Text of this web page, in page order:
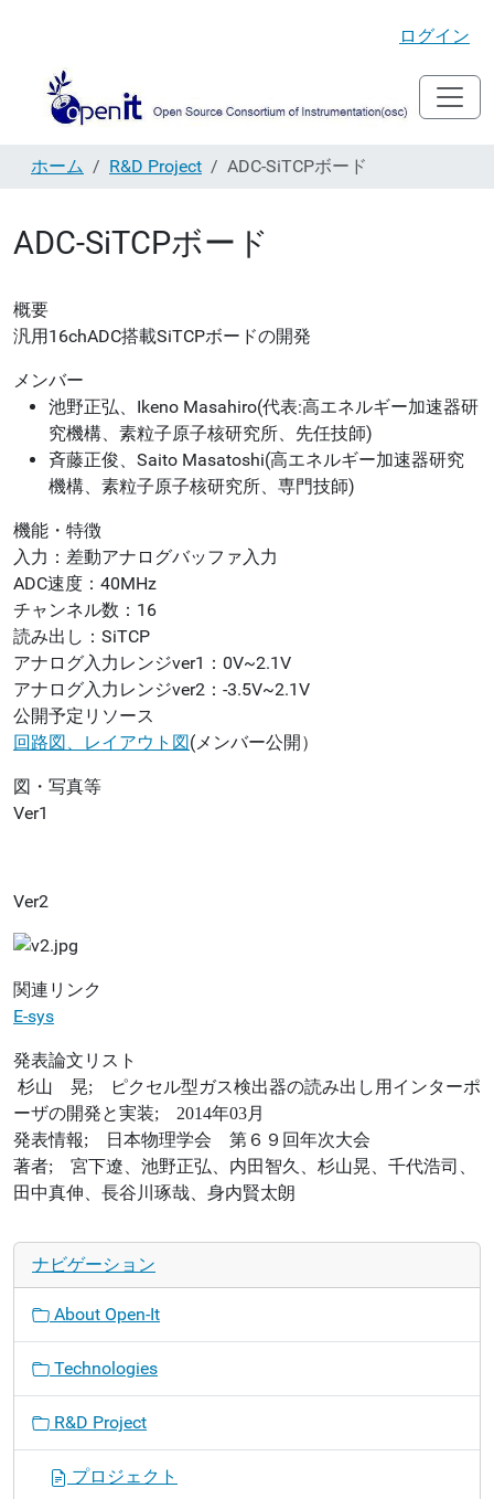
ログイン
ホーム R&D Project ADC-SiTCPボード
ADC-SiTCPボード
概要
汎用16chADC搭載SiTCPボードの開発
メンバー
池野正弘、Ikeno Masahiro(代表:高エネルギー加速器研
究機構、素粒子原子核研究所、先任技師)
斉藤正俊、Saito Masatoshi(高エネルギー加速器研究
機構、素粒子原子核研究所、専門技師)
機能・特徴
入力：差動アナログバッファ入力
ADC速度：40MHz
チャンネル数：16
読み出し：SiTCP
アナログ入力レンジver1：0V~2.1V
アナログ入力レンジver2：-3.5V~2.1V
公開予定リソース
回路図、レイアウト図(メンバー公開）
図・写真等
Ver1
Ver2
関連リンク
E-sys
発表論文リスト
杉山 晃; ピクセル型ガス検出器の読み出し用インターポ
ーザの開発と実装; 2014年03月
発表情報; 日本物理学会 第６９回年次大会
著者; 宮下遼、池野正弘、内田智久、杉山晃、千代浩司、
田中真伸、長谷川琢哉、身内賢太朗
ナビゲーション
About Open-It
Technologies
R&D Project
プロジェクト